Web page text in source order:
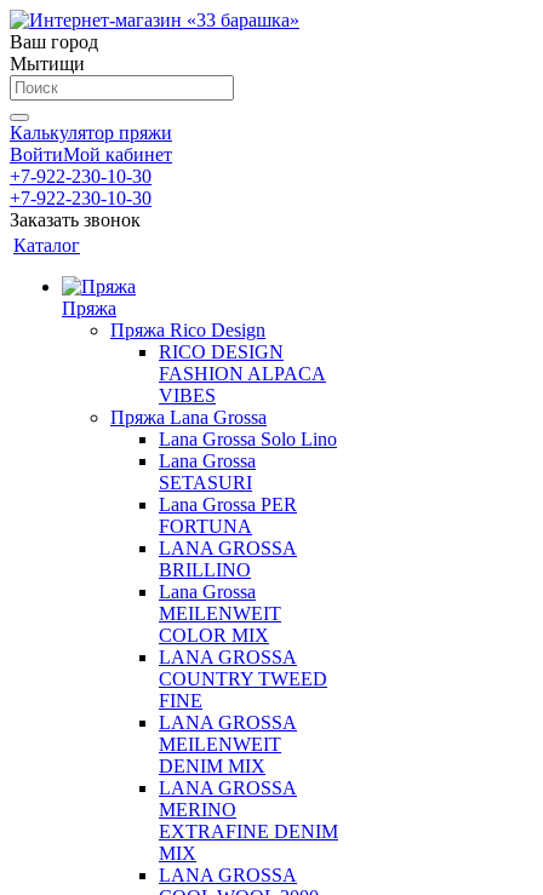
Ваш город
Мытищи
Калькулятор пряжи
ВойтиМой кабинет
+7-922-230-10-30
+7-922-230-10-30
Заказать звонок
Каталог
Пряжа
Пряжа Rico Design
RICO DESIGN
FASHION ALPACA
VIBES
Пряжа Lana Grossa
Lana Grossa Solo Lino
Lana Grossa
SETASURI
Lana Grossa PER
FORTUNA
LANA GROSSA
BRILLINO
Lana Grossa
MEILENWEIT
COLOR MIX
LANA GROSSA
COUNTRY TWEED
FINE
LANA GROSSA
MEILENWEIT
DENIM MIX
LANA GROSSA
MERINO
EXTRAFINE DENIM
MIX
LANA GROSSA